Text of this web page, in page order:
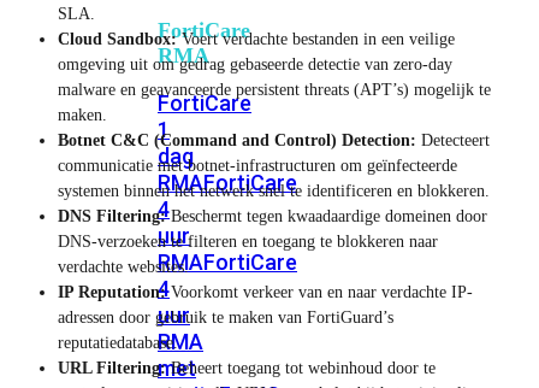
FortiCare
RMA
FortiCare
1
dag
RMAFortiCare
4
uur
RMAFortiCare
4
uur
RMA
met
SLA.
Cloud Sandbox:Voert verdachte bestanden in een veilige
omgeving uit om gedrag gebaseerde detectie van zero-day
malware en geavanceerde persistent threats (APT’s) mogelijk te
maken.
Botnet C&C (Command and Control) Detection: Detecteert
communicatie met botnet-infrastructuren om geïnfecteerde
systemen binnen het netwerk snel te identificeren en blokkeren.
DNS Filtering:Beschermt tegen kwaadaardige domeinen door
DNS-verzoeken te filteren en toegang te blokkeren naar
verdachte websites.
IP Reputation:Voorkomt verkeer van en naar verdachte IP-
adressen door gebruik te maken van FortiGuard’s
reputatiedatabase.
URL Filtering:Beheert toegang tot webinhoud door te